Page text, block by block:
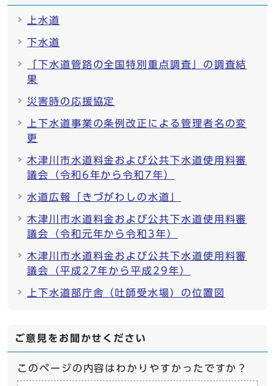
上水道
下水道
「下水道管路の全国特別重点調査」の調査結
果
災害時の応援協定
上下水道事業の条例改正による管理者名の変
更
木津川市水道料金および公共下水道使用料審
議会（令和6年から令和7年）
水道広報「きづがわしの水道」
木津川市水道料金および公共下水道使用料審
議会（令和元年から令和3年）
木津川市水道料金および公共下水道使用料審
議会（平成27年から平成29年）
上下水道部庁舎（吐師受水場）の位置図
ご意見をお聞かせください
このページの内容はわかりやすかったですか？